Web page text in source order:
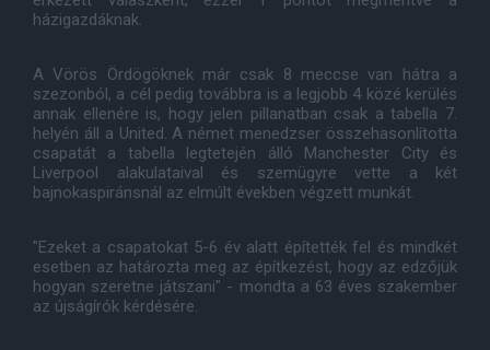
házigazdáknak.
A Vörös Ördögöknek már csak 8 meccse van hátra a
szezonból, a cél pedig továbbra is a legjobb 4 közé kerülés
annak ellenére is, hogy jelen pillanatban csak a tabella 7.
helyén áll a United. A német menedzser összehasonlította
csapatát a tabella legtetején álló Manchester City és
Liverpool alakulataival és szemügyre vette a két
bajnokaspiránsnál az elmúlt években végzett munkát.
"Ezeket a csapatokat 5-6 év alatt építették fel és mindkét
esetben az határozta meg az építkezést, hogy az edzőjük
hogyan szeretne játszani" - mondta a 63 éves szakember
az újságírók kérdésére.